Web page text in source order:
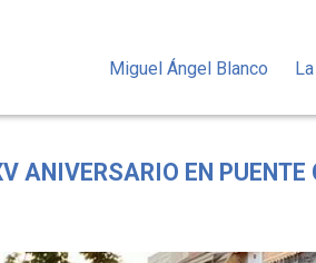
Miguel Ángel Blanco
ANIVERSARIO EN PUENTE